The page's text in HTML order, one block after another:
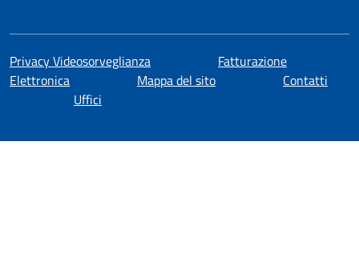
Privacy Videosorveglianza
Fatturazione
Elettronica
Mappa del sito
Contatti
Uffici